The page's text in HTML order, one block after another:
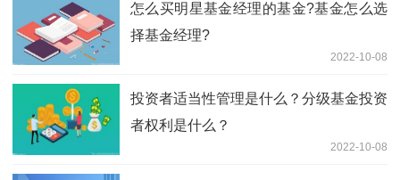
怎么买明星基金经理的基金?基金怎么选
择基金经理?
2022-10-08
投资者适当性管理是什么？分级基金投资
者权利是什么？
2022-10-08